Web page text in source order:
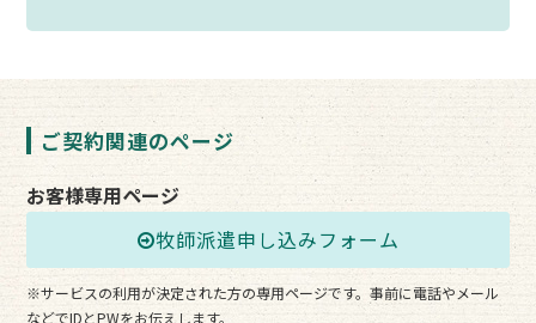
ご契約関連のページ
お客様専用ページ
牧師派遣申し込みフォーム
※サービスの利用が決定された方の専用ページです。事前に電話やメール
などでIDとPWをお伝えします。